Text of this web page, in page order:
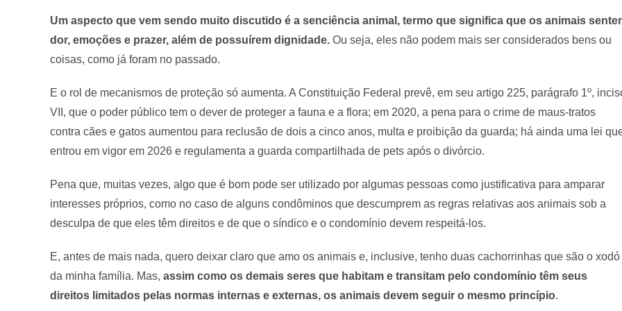
Um aspecto que vem sendo muito discutido é a senciência animal, termo que significa que os animais
dor, emoções e prazer, além de possuírem dignidade. Ou seja, eles não podem mais ser considerados bens ou
coisas, como já foram no passado.
E o rol de mecanismos de proteção só aumenta. A Constituição Federal prevê, em seu artigo 225, parágrafo 1º,
VII, que o poder público tem o dever de proteger a fauna e a flora; em 2020, a pena para o crime de maus-tratos
contra cães e gatos aumentou para reclusão de dois a cinco anos, multa e proibição da guarda; há ainda uma lei
entrou em vigor em 2026 e regulamenta a guarda compartilhada de pets após o divórcio.
Pena que, muitas vezes, algo que é bom pode ser utilizado por algumas pessoas como justificativa para amparar
interesses próprios, como no caso de alguns condôminos que descumprem as regras relativas aos animais sob a
desculpa de que eles têm direitos e de que o síndico e o condomínio devem respeitá-los.
E, antes de mais nada, quero deixar claro que amo os animais e, inclusive, tenho duas cachorrinhas que são o xodó
da minha família. Mas, assim como os demais seres que habitam e transitam pelo condomínio têm seus
direitos limitados pelas normas internas e externas, os animais devem seguir o mesmo princípio.